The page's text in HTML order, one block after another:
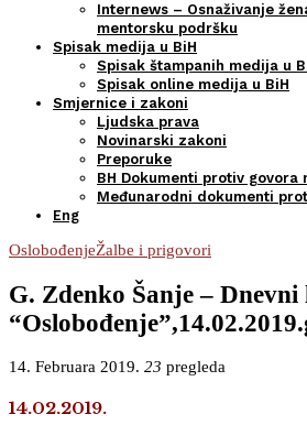
Internews – Osnaživanje
mentorsku podršku
Spisak medija u BiH
Spisak štampanih medija u
Spisak online medija u BiH
Smjernice i zakoni
Ljudska prava
Novinarski zakoni
Preporuke
BH Dokumenti protiv govora
Međunarodni dokumenti
Eng
OslobođenjeŽalbe i prigovori
G. Zdenko Šanje – Dnevni
14. Februara 2019. 23 pregleda
14.02.2019.